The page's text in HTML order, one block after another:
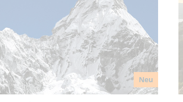
Neu